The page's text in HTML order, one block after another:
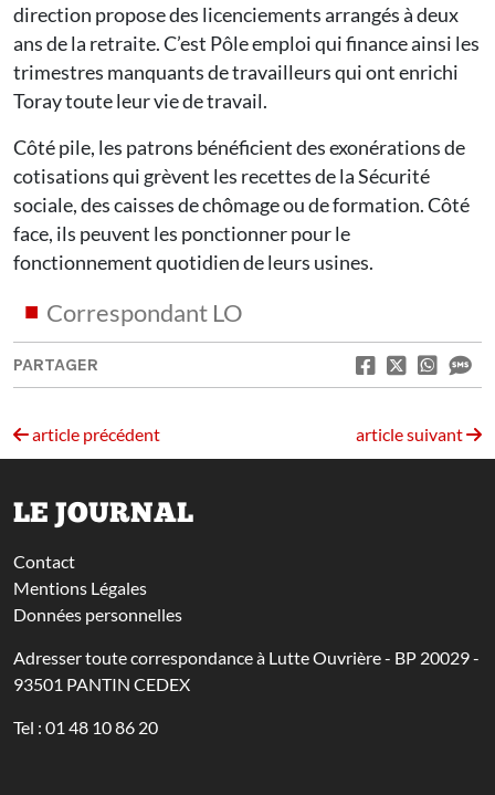
direction propose des licenciements arrangés à deux
ans de la retraite. C’est Pôle emploi qui finance ainsi les
trimestres manquants de travailleurs qui ont enrichi
Toray toute leur vie de travail.
Côté pile, les patrons bénéficient des exonérations de
cotisations qui grèvent les recettes de la Sécurité
sociale, des caisses de chômage ou de formation. Côté
face, ils peuvent les ponctionner pour le
fonctionnement quotidien de leurs usines.
Correspondant LO
PARTAGER
article précédent article suivant
LE JOURNAL
Contact
Mentions Légales
Données personnelles
Adresser toute correspondance à Lutte Ouvrière - BP 20029 -
93501 PANTIN CEDEX
Tel : 01 48 10 86 20